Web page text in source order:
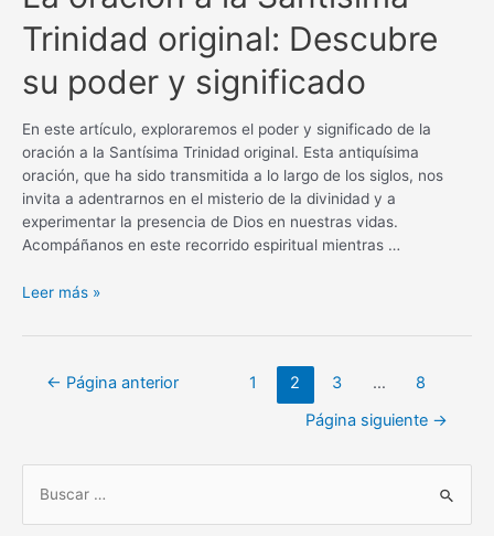
Trinidad original: Descubre
su poder y significado
En este artículo, exploraremos el poder y significado de la
oración a la Santísima Trinidad original. Esta antiquísima
oración, que ha sido transmitida a lo largo de los siglos, nos
invita a adentrarnos en el misterio de la divinidad y a
experimentar la presencia de Dios en nuestras vidas.
Acompáñanos en este recorrido espiritual mientras …
La
a
Santísima
poder
y
Leer más »
Navegación
← Página anterior 1 2 3 …
8
Página siguiente →